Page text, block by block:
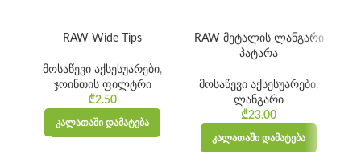
RAW Wide Tips
მოსაწევი აქსესუარები,
ჯოინთის ფილტრი
₾2.50
ᲙᲐᲚᲐᲗᲐᲨᲘ ᲓᲐᲛᲐᲢᲔᲑᲐ
RAW მეტალის ლანგარი
პატარა
მოსაწევი აქსესუარები,
ლანგარი
₾23.00
ᲙᲐᲚᲐᲗᲐᲨᲘ ᲓᲐᲛᲐᲢᲔᲑᲐ